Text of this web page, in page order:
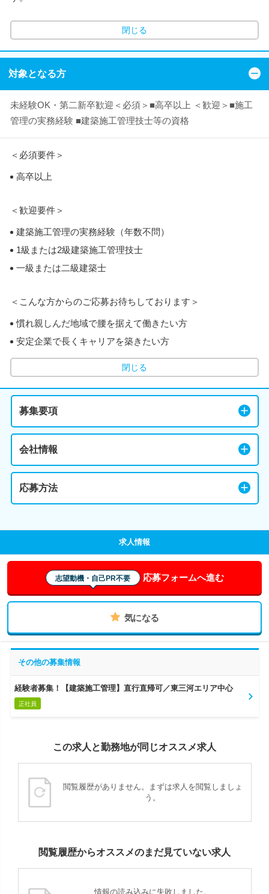
閉じる
対象となる方
未経験OK・第二新卒歓迎＜必須＞■高卒以上 ＜歓迎＞■施工
管理の実務経験 ■建築施工管理技士等の資格
＜必須要件＞
高卒以上
＜歓迎要件＞
建築施工管理の実務経験（年数不問）
1級または2級建築施工管理技士
一級または二級建築士
＜こんな方からのご応募お待ちしております＞
慣れ親しんだ地域で腰を据えて働きたい方
安定企業で長くキャリアを築きたい方
閉じる
募集要項
会社情報
応募方法
求人情報
志望動機・自己PR不要 応募フォームへ進む
気になる
その他の募集情報
経験者募集！【建築施工管理】直行直帰可／東三河エリア中心
正社員
この求人と勤務地が同じオススメ求人
閲覧履歴がありません。まずは求人を閲覧しましょ
う。
閲覧履歴からオススメのまだ見ていない求人
情報の読み込みに失敗しました。